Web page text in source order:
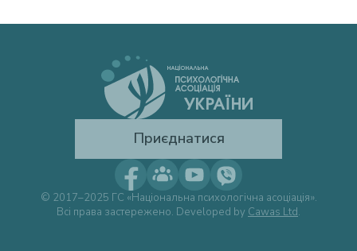
Приєднатися
© 2017–2025 ГС «Національна психологічна асоціація».
Всі права застережено. Developed by Cawas Ltd.